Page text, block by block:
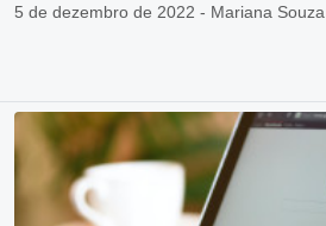
5 de dezembro de 2022 - Mariana Souza